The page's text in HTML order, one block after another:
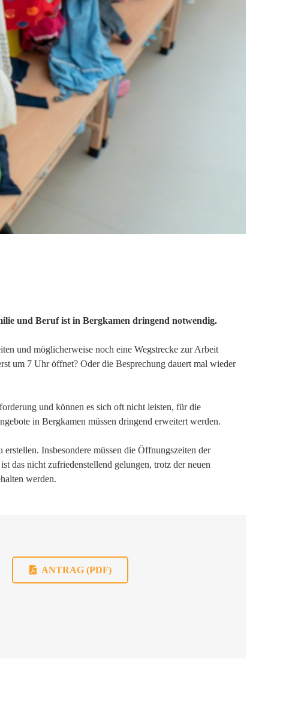
und Beruf ist in Bergkamen dringend notwendig.
und möglicherweise noch eine Wegstrecke zur Arbeit
um 7 Uhr öffnet? Oder die Besprechung dauert mal wieder
und können es sich oft nicht leisten, für die
in Bergkamen müssen dringend erweitert werden.
Insbesondere müssen die Öffnungszeiten der
das nicht zufriedenstellend gelungen, trotz der neuen
werden.
ANTRAG (PDF)